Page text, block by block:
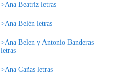
>Ana Beatriz letras
>Ana Belén letras
>Ana Belen y Antonio Banderas
letras
>Ana Cañas letras